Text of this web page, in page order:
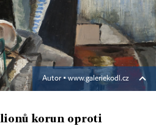
Autor ▪www.galeriekodl.cz
korun oproti